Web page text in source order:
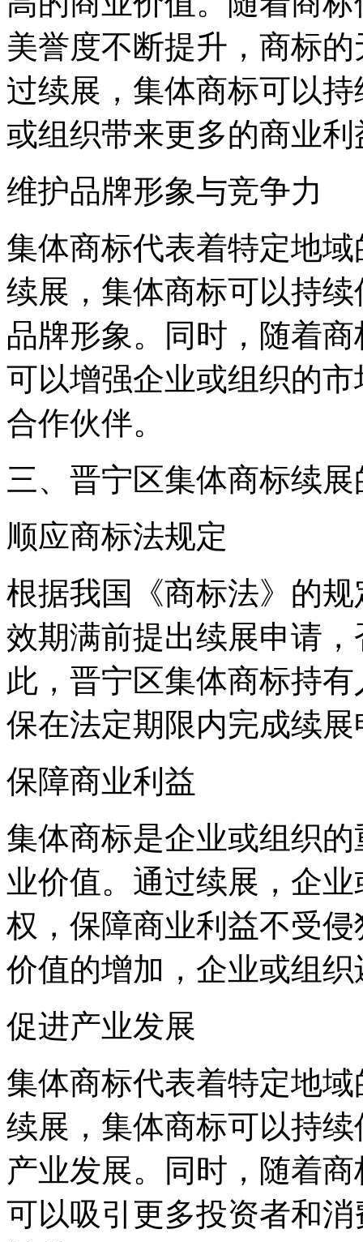
美誉度不断提升，商标
过续展，集体商标可以
或组织带来更多的商业利
维护品牌形象与竞争力
集体商标代表着特定地
续展，集体商标可以持
品牌形象。同时，随着
可以增强企业或组织的
合作伙伴。
三、晋宁区集体商标续
顺应商标法规定
根据我国《商标法》的
效期满前提出续展申请
此，晋宁区集体商标持
保在法定期限内完成续展
保障商业利益
集体商标是企业或组织
业价值。通过续展，企
权，保障商业利益不受
价值的增加，企业或组
促进产业发展
集体商标代表着特定地
续展，集体商标可以持
产业发展。同时，随着
可以吸引更多投资者和